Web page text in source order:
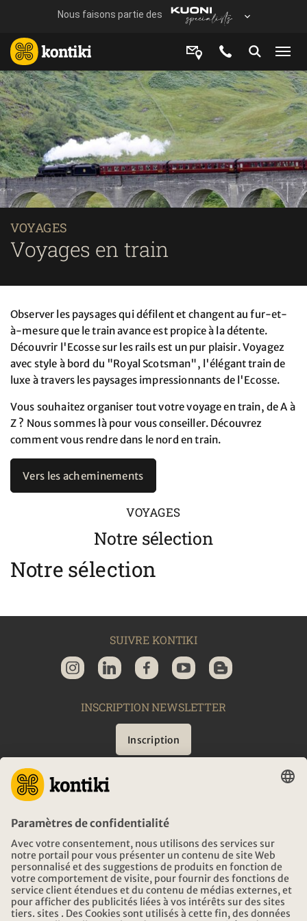
VOYAGES
Voyages en train
Observer les paysages qui défilent et changent au fur-et-
à-mesure que le train avance est propice à la détente.
Découvrir l'Ecosse sur les rails est un pur plaisir. Voyagez
avec style à bord du "Royal Scotsman", l'élégant train de
luxe à travers les paysages impressionnants de l'Ecosse.
Vous souhaitez organiser tout votre voyage en train, de A à
Z ? Nous sommes là pour vous conseiller. Découvrez
comment vous rendre dans le nord en train.
Vers les acheminements
VOYAGES
Notre sélection
Notre sélection
SUIVRE KONTIKI
INSCRIPTION NEWSLETTER
Inscription
CONSEIL
URGENCES EN VOYAGE
HEURES D'OUVERTURE KONTIKI VOYAGES
TÉLÉCHARGEMENT ET LIENS